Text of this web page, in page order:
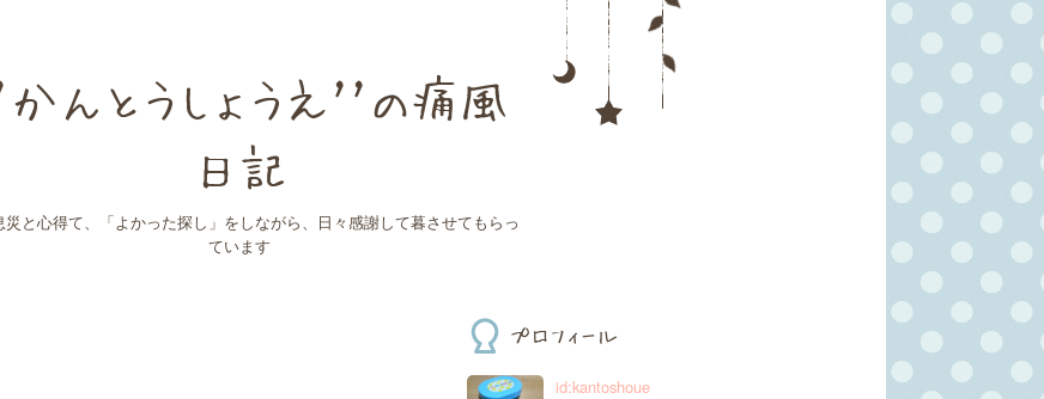
んとうしょうえ''の痛風
日記
災と心得て、「よかった探し」をしながら、日々感謝して暮させてもらっ
ています
プロフィール
id:kantoshoue